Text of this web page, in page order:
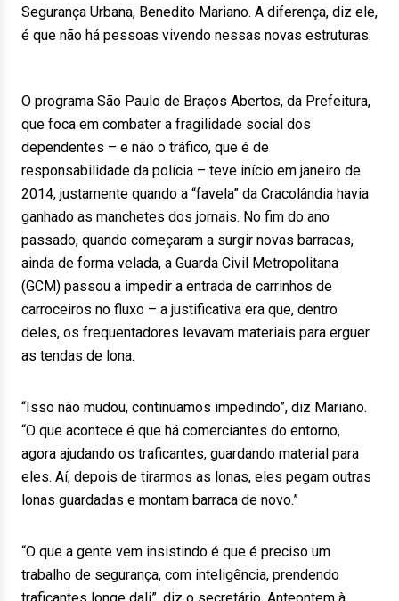
Segurança Urbana, Benedito Mariano. A diferença, diz ele,
é que não há pessoas vivendo nessas novas estruturas.
O programa São Paulo de Braços Abertos, da Prefeitura,
que foca em combater a fragilidade social dos
dependentes – e não o tráfico, que é de
responsabilidade da polícia – teve início em janeiro de
2014, justamente quando a “favela” da Cracolândia havia
ganhado as manchetes dos jornais. No fim do ano
passado, quando começaram a surgir novas barracas,
ainda de forma velada, a Guarda Civil Metropolitana
(GCM) passou a impedir a entrada de carrinhos de
carroceiros no fluxo – a justificativa era que, dentro
deles, os frequentadores levavam materiais para erguer
as tendas de lona.
“Isso não mudou, continuamos impedindo”, diz Mariano.
“O que acontece é que há comerciantes do entorno,
agora ajudando os traficantes, guardando material para
eles. Aí, depois de tirarmos as lonas, eles pegam outras
lonas guardadas e montam barraca de novo.”
“O que a gente vem insistindo é que é preciso um
trabalho de segurança, com inteligência, prendendo